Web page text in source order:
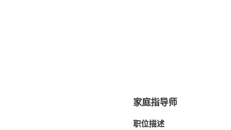
家庭指导师
职位描述